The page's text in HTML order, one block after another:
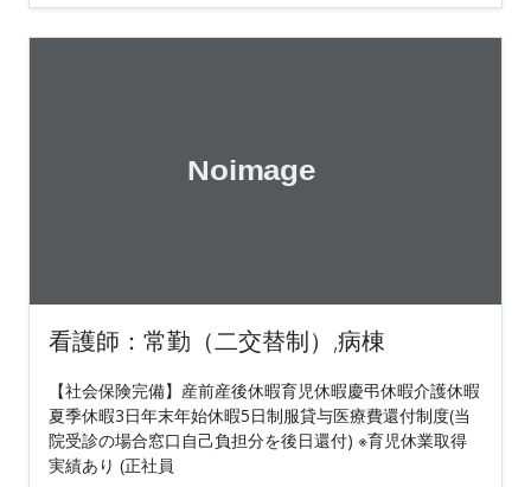
看護師：常勤（二交替制）,病棟
【社会保険完備】産前産後休暇育児休暇慶弔休暇介護休暇
夏季休暇3日年末年始休暇5日制服貸与医療費還付制度(当
院受診の場合窓口自己負担分を後日還付) ※育児休業取得
実績あり (正社員